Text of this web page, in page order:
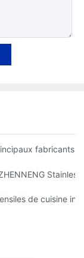
inoxydablefabricants
cuisine en acier
de cuisine